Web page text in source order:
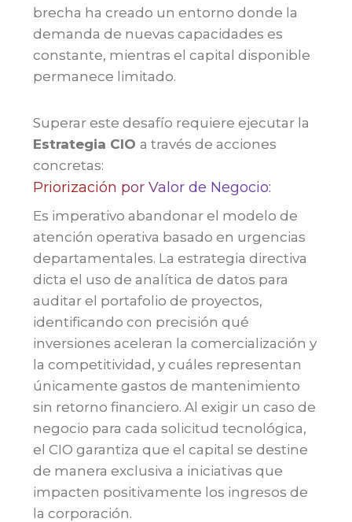
brecha ha creado un entorno donde la
demanda de nuevas capacidades es
constante, mientras el capital disponible
permanece limitado.
Superar este desafío requiere ejecutar la
Estrategia CIO a través de acciones
concretas:
Priorización por Valor de Negocio:
Es imperativo abandonar el modelo de
atención operativa basado en urgencias
departamentales. La estrategia directiva
dicta el uso de analítica de datos para
auditar el portafolio de proyectos,
identificando con precisión qué
inversiones aceleran la comercialización y
la competitividad, y cuáles representan
únicamente gastos de mantenimiento
sin retorno financiero. Al exigir un caso de
negocio para cada solicitud tecnológica,
el CIO garantiza que el capital se destine
de manera exclusiva a iniciativas que
impacten positivamente los ingresos de
la corporación.